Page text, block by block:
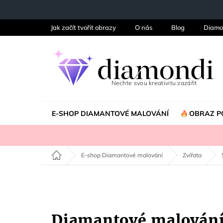
Jak začít tvořit obrazy O nás Blog
E-SHOP DIAMANTOVÉ MALOVÁNÍ OBRAZ
Domů E-shop Diamantové malování Zvířata